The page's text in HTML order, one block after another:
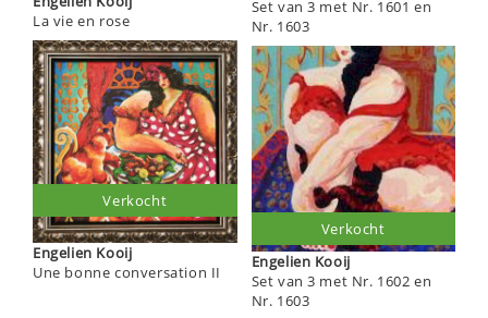
La vie en rose
Engelien Kooij
Une bonne conversation II
Verkocht
Set van 3 met Nr. 1601 en
Nr. 1603
Engelien Kooij
Set van 3 met Nr. 1602 en
Nr. 1603
Verkocht